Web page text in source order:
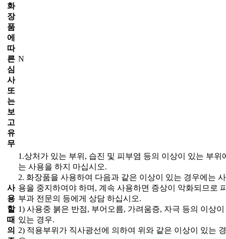
화
장
품
에
따
른
심
사
또
는
보
고
유
무
N
사
용
할
때
의
1.상처가 있는 부위, 습진 및 피부염 등의 이상이 있는 부위
는 사용을 하지 마십시오.
2. 화장품을 사용하여 다음과 같은 이상이 있는 경우에는 사
용을 중지하여야 하며, 계속 사용하면 증상이 악화되므로
부과 전문의 등에게 상담 하십시오.
1) 사용중 붉은 반점, 부어오름, 가려움증, 자극 등의 이상이
있는 경우.
2) 적용부위가 직사광선에 의하여 위와 같은 이상이 있는 경